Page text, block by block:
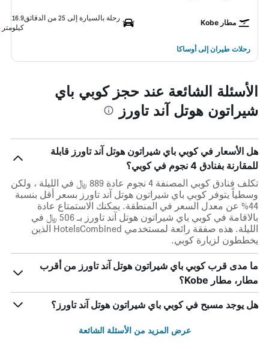
مطار Kobe
رحلة بالسيارة إلى 25 من الدقائق
16.9
كيلومتر
رحلات طيران إلى أوساكا
الأسئلة الشائعة عند حجز كوبي باي
شيراتون هوتل آند تاورز
هل الأسعار في كوبي باي شيراتون هوتل آند تاورز قابلة
للمقارنة بفنادق 4 نجوم في كوبي؟
تكلف فنادق كوبي المصنفة 4 نجوم عادة 889 ﷼ في الليلة ، ولكن
وسطياً يتوفر كوبي باي شيراتون هوتل آند تاورز بسعر أقل بنسبة
44% عن معدل السعر في المنطقة. يمكنك الاستمتاع عادة
بالاقامة في كوبي باي شيراتون هوتل آند تاورز بـ 506 ﷼ في
الليلة. هذه صفقة رائعة لمستخدمي HotelsCombined الذين
يخططون لزيارة كوبي.
ما مدى قرب كوبي باي شيراتون هوتل آند تاورز من أقرب
مطار، مطار Kobe؟
هل يوجد مسبح في كوبي باي شيراتون هوتل آند تاورز؟
عرض المزيد من الأسئلة الشائعة